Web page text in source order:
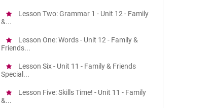
Lesson Two: Grammar 1 - Unit 12 - Family
&...
Lesson One: Words - Unit 12 - Family &
Friends...
Lesson Six - Unit 11 - Family & Friends
Special...
Lesson Five: Skills Time! - Unit 11 - Family
&...